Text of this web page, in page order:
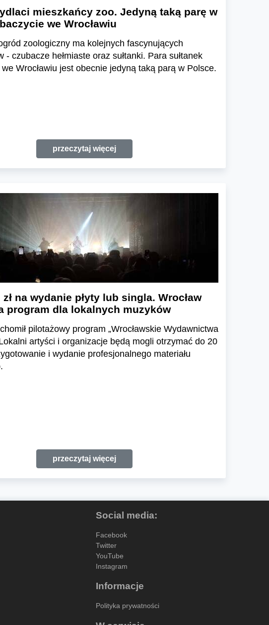
mieszkańcy zoo. Jedyną taką parę w
we Wrocławiu
zoologiczny ma kolejnych fascynujących
- czubacze hełmiaste oraz sułtanki. Para sułtanek
Wrocławiu jest obecnie jedyną taką parą w Polsce.
przeczytaj więcej
na wydanie płyty lub singla. Wrocław
program dla lokalnych muzyków
pilotażowy program „Wrocławskie Wydawnictwa
artyści i organizacje będą mogli otrzymać do 20
i wydanie profesjonalnego materiału
przeczytaj więcej
Social media:
Facebook
Twitter
YouTube
Instagram
Informacje
Polityka prywatności